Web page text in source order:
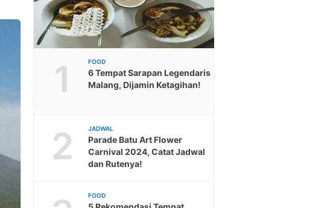
1 FOOD
6 Tempat Sarapan Legendaris
Malang, Dijamin Ketagihan!
2 JADWAL
Parade Batu Art Flower
Carnival 2024, Catat Jadwal
dan Rutenya!
FOOD